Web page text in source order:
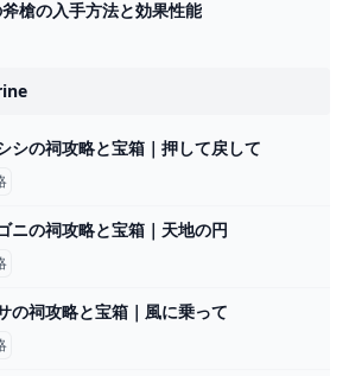
槍の入手方法と効果性能
シの祠攻略と宝箱｜押して戻して
ニの祠攻略と宝箱｜天地の円
の祠攻略と宝箱｜風に乗って